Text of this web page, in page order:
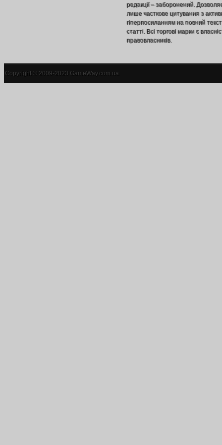
редакції – заборонений.
лише часткове цитування з
гіперпосиланням на повний текст
статті. Всі торгові марки є
правовласників.
Copyright © 2009-2023 GameWay.com.ua